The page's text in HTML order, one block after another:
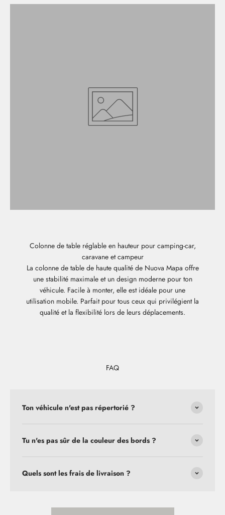
Colonne de table réglable en hauteur pour camping-car,
caravane et campeur
La colonne de table de haute qualité de Nuova Mapa offre
une stabilité maximale et un design moderne pour ton
véhicule. Facile à monter, elle est idéale pour une
utilisation mobile. Parfait pour tous ceux qui privilégient la
qualité et la flexibilité lors de leurs déplacements.
FAQ
Ton véhicule n'est pas répertorié ?
Tu n'es pas sûr de la couleur des bords ?
Quels sont les frais de livraison ?